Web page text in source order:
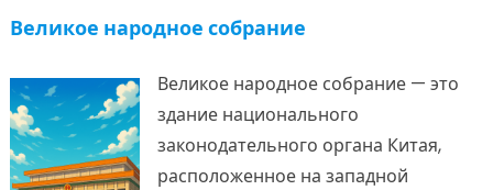
Великое народное собрание
Великое народное собрание — это
здание национального
законодательного органа Китая,
расположенное на западной